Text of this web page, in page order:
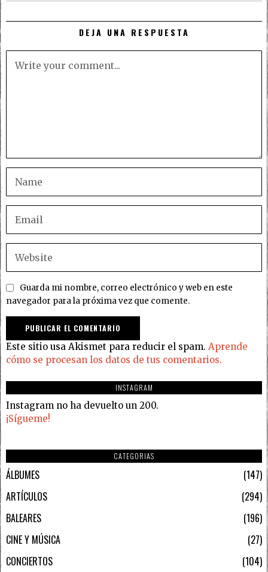
DEJA UNA RESPUESTA
Guarda mi nombre, correo electrónico y web en este
navegador para la próxima vez que comente.
Este sitio usa Akismet para reducir el spam. Aprende
cómo se procesan los datos de tus comentarios.
INSTAGRAM
Instagram no ha devuelto un 200.
¡Sígueme!
CATEGORIAS
ÁLBUMES
147
ARTÍCULOS
294
BALEARES
196
CINE Y MÚSICA
27
CONCIERTOS
104